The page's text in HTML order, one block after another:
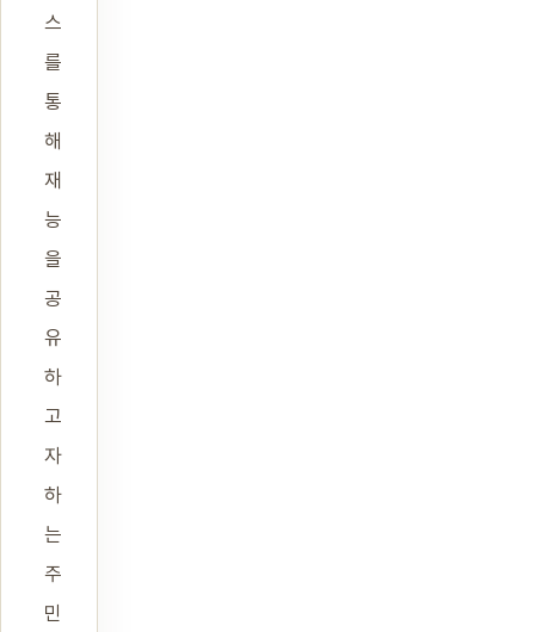
스
를
통
해
재
능
을
공
유
하
고
자
하
는
주
민